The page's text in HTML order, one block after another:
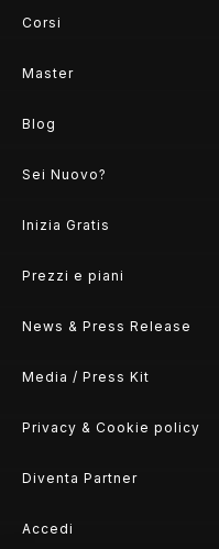
Corsi
Master
Blog
Sei Nuovo?
Inizia Gratis
Prezzi e piani
News & Press Release
Media / Press Kit
Privacy & Cookie policy
Diventa Partner
Accedi